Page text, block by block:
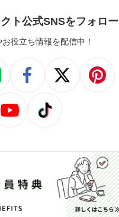
ト公式SNSをフォロー
役立ち情報を配信中！